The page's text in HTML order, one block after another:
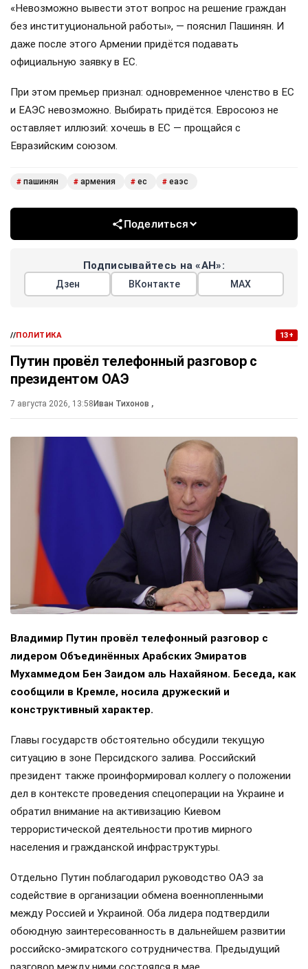
«Невозможно вывести этот вопрос на решение граждан
без институциональной работы», — пояснил Пашинян. И
даже после этого Армении придётся подавать
официальную заявку в ЕС.
При этом премьер признал: одновременное членство в ЕС
и ЕАЭС невозможно. Выбирать придётся. Евросоюз не
оставляет иллюзий: хочешь в ЕС — прощайся с
Евразийским союзом.
# пашинян # армения # ес # еаэс
Поделиться
Подписывайтесь на «АН»:
Дзен ВКонтакте МАХ
//ПОЛИТИКА 13+
Путин провёл телефонный разговор с
президентом ОАЭ
7 августа 2026, 13:58 Иван Тихонов ,
Владимир Путин провёл телефонный разговор с
лидером Объединённых Арабских Эмиратов
Мухаммедом Бен Заидом аль Нахайяном. Беседа, как
сообщили в Кремле, носила дружеский и
конструктивный характер.
Главы государств обстоятельно обсудили текущую
ситуацию в зоне Персидского залива. Российский
президент также проинформировал коллегу о положении
дел в контексте проведения спецоперации на Украине и
обратил внимание на активизацию Киевом
террористической деятельности против мирного
населения и гражданской инфраструктуры.
Отдельно Путин поблагодарил руководство ОАЭ за
содействие в организации обмена военнопленными
между Россией и Украиной. Оба лидера подтвердили
обоюдную заинтересованность в дальнейшем развитии
российско-эмиратского сотрудничества. Предыдущий